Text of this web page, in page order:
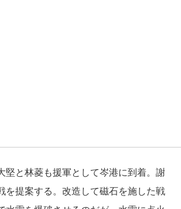
堅と林菱も援軍として岑港に到着。謝
を提案する。改造して磁石を施した戦